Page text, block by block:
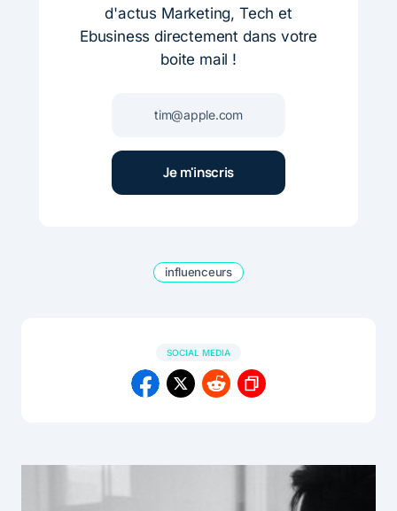
d'actus Marketing, Tech et
Ebusiness directement dans votre
boite mail !
influenceurs
SOCIAL MEDIA